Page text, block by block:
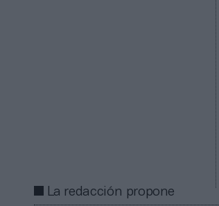
La redacción propone